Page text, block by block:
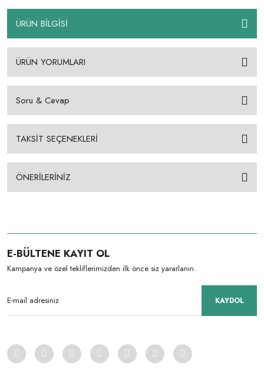
ÜRÜN BİLGİSİ
ÜRÜN YORUMLARI
Soru & Cevap
TAKSİT SEÇENEKLERİ
ÖNERİLERİNİZ
E-BÜLTENE KAYIT OL
Kampanya ve özel tekliflerimizden ilk önce siz yararlanın.
KAYDOL